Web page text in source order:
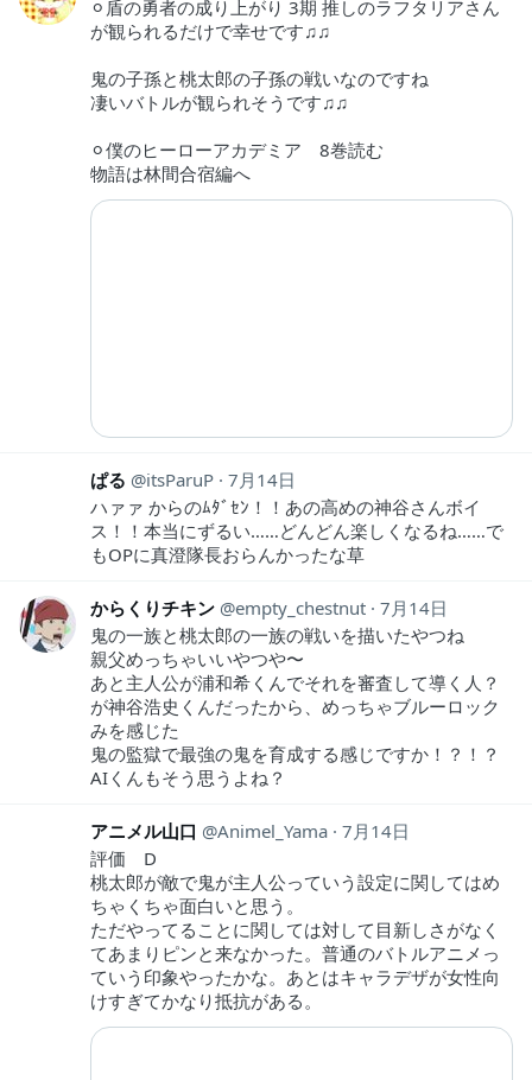
⚪︎盾の勇者の成り上がり 3期 推しのラフタリアさん
が観られるだけで幸せです♫♫
鬼の子孫と桃太郎の子孫の戦いなのですね
凄いバトルが観られそうです♫♫
⚪︎僕のヒーローアカデミア 8巻読む
物語は林間合宿編へ
ぱる itsParuP 7月14日
ハァァ からのﾑﾀﾞｾﾝ！！あの高めの神谷さんボイ
ス！！本当にずるい……どんどん楽しくなるね……で
もOPに真澄隊長おらんかったな草
からくりチキン empty_chestnut 7月14日
鬼の一族と桃太郎の一族の戦いを描いたやつね
親父めっちゃいいやつや〜
あと主人公が浦和希くんでそれを審査して導く人？
が神谷浩史くんだったから、めっちゃブルーロック
みを感じた
鬼の監獄で最強の鬼を育成する感じですか！？！？
AIくんもそう思うよね？
アニメル山口 Animel_Yama 7月14日
評価 D
桃太郎が敵で鬼が主人公っていう設定に関してはめ
ちゃくちゃ面白いと思う。
ただやってることに関しては対して目新しさがなく
てあまりピンと来なかった。普通のバトルアニメっ
ていう印象やったかな。あとはキャラデザが女性向
けすぎてかなり抵抗がある。